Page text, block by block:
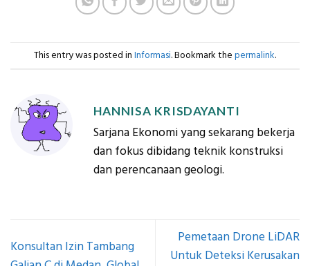
This entry was posted in Informasi. Bookmark the permalink.
HANNISA KRISDAYANTI
Sarjana Ekonomi yang sekarang bekerja
dan fokus dibidang teknik konstruksi
dan perencanaan geologi.
Konsultan Izin Tambang
Pemetaan Drone LiDAR
Untuk Deteksi Kerusakan